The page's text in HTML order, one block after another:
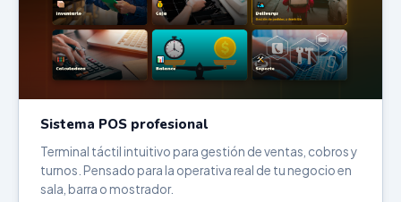
Sistema POS profesional
Terminal táctil intuitivo para gestión de ventas, cobros y
turnos. Pensado para la operativa real de tu negocio en
sala, barra o mostrador.